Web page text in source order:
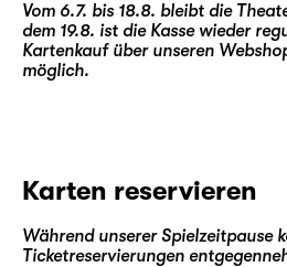
Vom 6.7. bis 18.8. bleibt die
dem 19.8. ist die Kasse wieder
Kartenkauf über unseren
möglich.
Karten reservieren
Während unserer Spielzeitpause
Ticketreservierungen